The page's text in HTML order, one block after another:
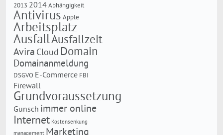
2013 2014 Abhängigkeit
Antivirus Apple
Arbeitsplatz
AusfallAusfallzeit
Avira Cloud Domain
Domainanmeldung
DSGVO E-Commerce FBI
Firewall
Grundvoraussetzung
Gunsch immer online
Internet Kostensenkung